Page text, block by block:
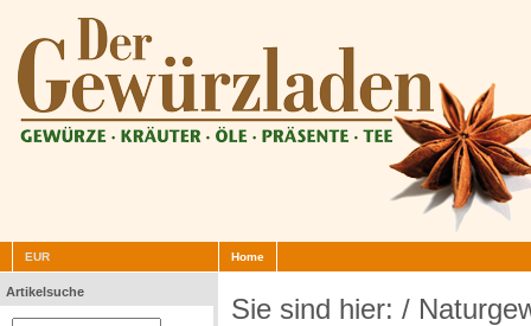
EUR Home
Artikelsuche
Sie sind hier: /